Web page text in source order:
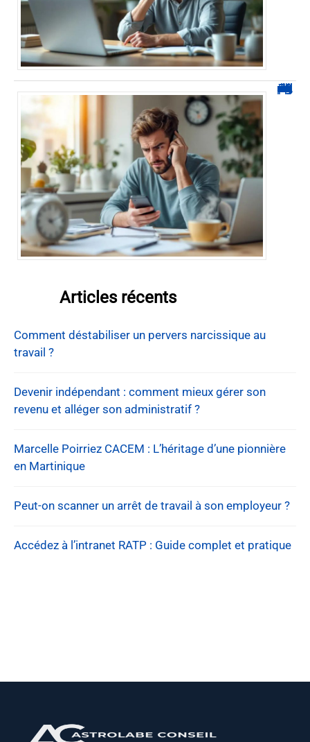
0270 démarchage : comment repérer, bloquer et signaler ces appels
Articles récents
Comment déstabiliser un pervers narcissique au
travail ?
Devenir indépendant : comment mieux gérer son
revenu et alléger son administratif ?
Marcelle Poirriez CACEM : L’héritage d’une pionnière
en Martinique
Peut-on scanner un arrêt de travail à son employeur ?
Accédez à l’intranet RATP : Guide complet et pratique